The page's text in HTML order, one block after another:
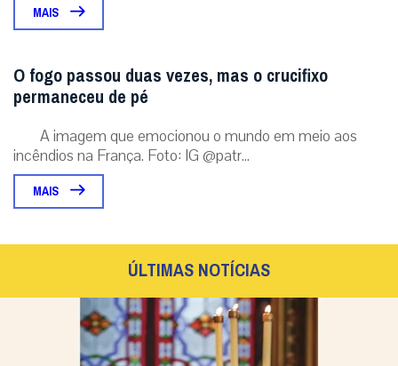
MAIS
O fogo passou duas vezes, mas o crucifixo
permaneceu de pé
A imagem que emocionou o mundo em meio aos
incêndios na França. Foto: IG @patr...
MAIS
ÚLTIMAS NOTÍCIAS